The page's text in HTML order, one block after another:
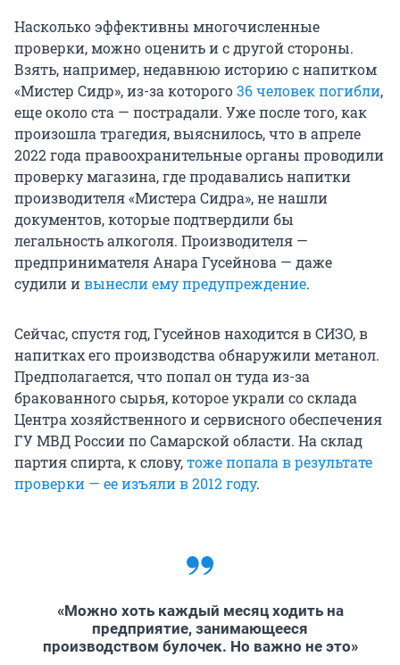
Насколько эффективны многочисленные
проверки, можно оценить и с другой стороны.
Взять, например, недавнюю историю с напитком
«Мистер Сидр», из-за которого36 человек погибли,
еще около ста — пострадали. Уже после того, как
произошла трагедия, выяснилось, что в апреле
2022 года правоохранительные органы проводили
проверку магазина, где продавались напитки
производителя «Мистера Сидра», не нашли
документов, которые подтвердили бы
легальность алкоголя. Производителя —
предпринимателя Анара Гусейнова — даже
судили ивынесли ему предупреждение.
Сейчас, спустя год, Гусейнов находится в СИЗО, в
напитках его производства обнаружили метанол.
Предполагается, что попал он туда из-за
бракованного сырья, которое украли со склада
Центра хозяйственного и сервисного обеспечения
ГУ МВД России по Самарской области. На склад
партия спирта, к слову,тоже попала в результате
проверки — ее изъяли в 2012 году.
«Можно хоть каждый месяц ходить на
предприятие, занимающееся
производством булочек. Но важно не это»